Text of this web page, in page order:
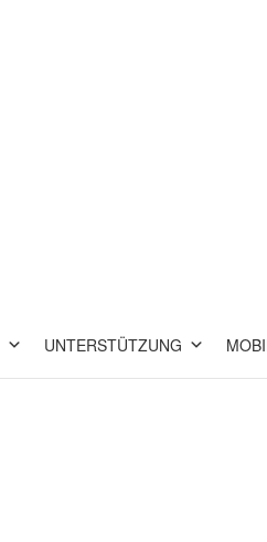
UNTERSTÜTZUNG